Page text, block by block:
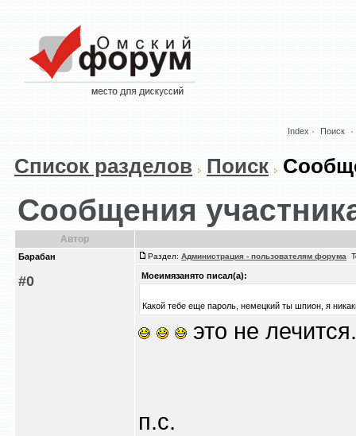
Index Поиск
Список разделов Поиск
Сообщения
Автор
Барабан
#0
Раздел: Администрация - пользователям форума
Моеимязанято писал(а):
Какой тебе еще пароль, немецкий ты шпион, я
это не лечится.
п.с.